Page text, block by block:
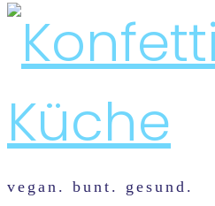
vegan. bunt. gesund.